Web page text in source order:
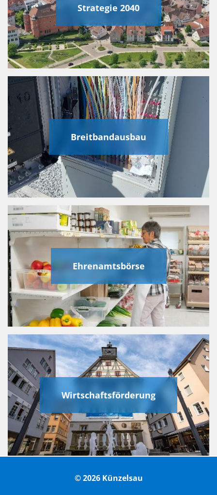
Strategie 2040
Breitbandausbau
Ehrenamtsbörse
Wirtschaftsförderung
© 2026 Künzelsau